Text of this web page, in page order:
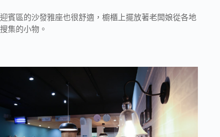
迎賓區的沙發雅座也很舒適，櫥櫃上擺放著老闆娘從各地
搜集的小物。